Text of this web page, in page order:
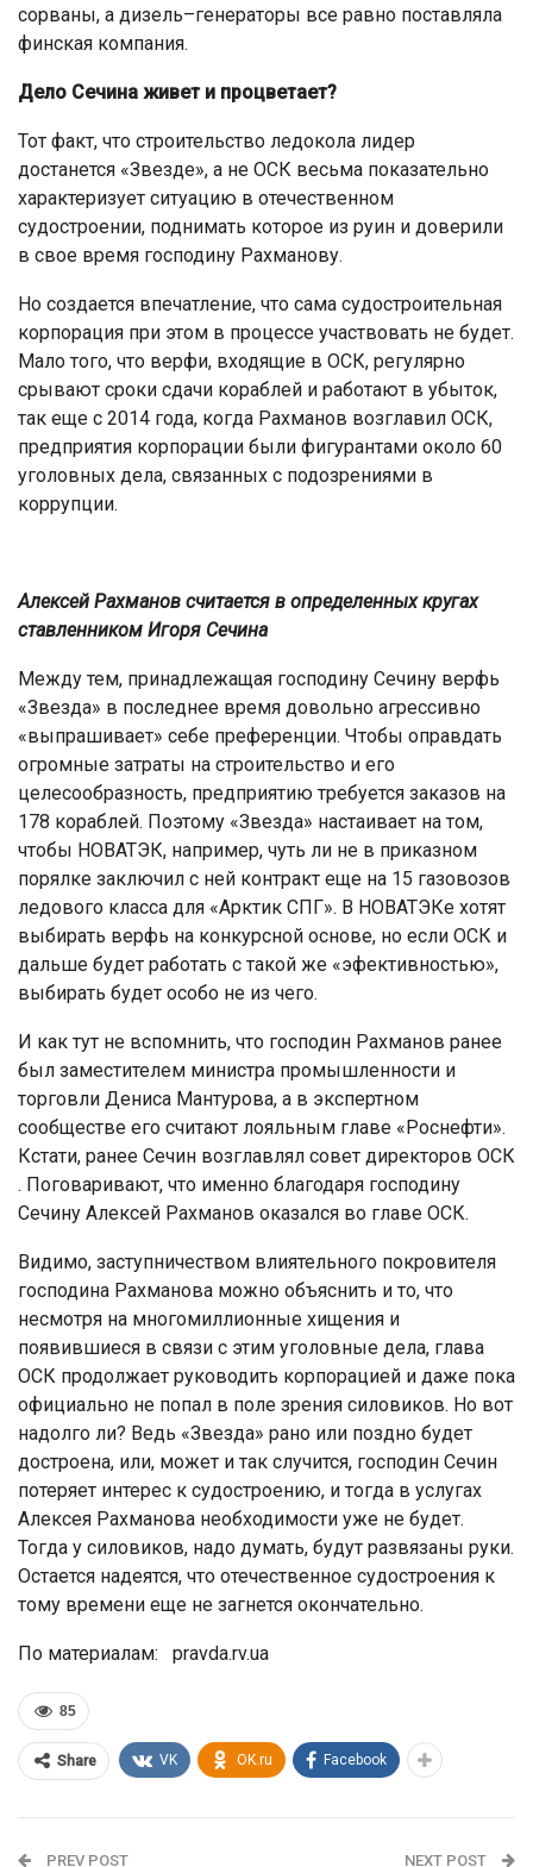
сорваны, а дизель–генераторы все равно поставляла
финская компания.
Дело Сечина живет и процветает?
Тот факт, что строительство ледокола лидер
достанется «Звезде», а не ОСК весьма показательно
характеризует ситуацию в отечественном
судостроении, поднимать которое из руин и доверили
в свое время господину Рахманову.
Но создается впечатление, что сама судостроительная
корпорация при этом в процессе участвовать не будет.
Мало того, что верфи, входящие в ОСК, регулярно
срывают сроки сдачи кораблей и работают в убыток,
так еще с 2014 года, когда Рахманов возглавил ОСК,
предприятия корпорации были фигурантами около 60
уголовных дела, связанных с подозрениями в
коррупции.
Алексей Рахманов считается в определенных кругах
ставленником Игоря Сечина
Между тем, принадлежащая господину Сечину верфь
«Звезда» в последнее время довольно агрессивно
«выпрашивает» себе преференции. Чтобы оправдать
огромные затраты на строительство и его
целесообразность, предприятию требуется заказов на
178 кораблей. Поэтому «Звезда» настаивает на том,
чтобы НОВАТЭК, например, чуть ли не в приказном
порялке заключил с ней контракт еще на 15 газовозов
ледового класса для «Арктик СПГ». В НОВАТЭКе хотят
выбирать верфь на конкурсной основе, но если ОСК и
дальше будет работать с такой же «эфективностью»,
выбирать будет особо не из чего.
И как тут не вспомнить, что господин Рахманов ранее
был заместителем министра промышленности и
торговли Дениса Мантурова, а в экспертном
сообществе его считают лояльным главе «Роснефти».
Кстати, ранее Сечин возглавлял совет директоров ОСК
. Поговаривают, что именно благодаря господину
Сечину Алексей Рахманов оказался во главе ОСК.
Видимо, заступничеством влиятельного покровителя
господина Рахманова можно объяснить и то, что
несмотря на многомиллионные хищения и
появившиеся в связи с этим уголовные дела, глава
ОСК продолжает руководить корпорацией и даже пока
официально не попал в поле зрения силовиков. Но вот
надолго ли? Ведь «Звезда» рано или поздно будет
достроена, или, может и так случится, господин Сечин
потеряет интерес к судостроению, и тогда в услугах
Алексея Рахманова необходимости уже не будет.
Тогда у силовиков, надо думать, будут развязаны руки.
Остается надеятся, что отечественное судостроения к
тому времени еще не загнется окончательно.
По материалам: pravda.rv.ua
85
Share VK OK.ru Facebook
PREV POST NEXT POST